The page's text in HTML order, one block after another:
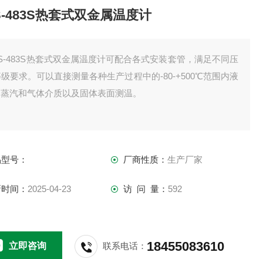
483S热套式双金属温度计
483S热套式双金属温度计可配合各式安装套管，满足不同压
要求。可以直接测量各种生产过程中的-80-+500℃范围内液
汽和气体介质以及固体表面测温。
号： 厂商性质： 生产厂家
间： 2025-04-23 访 问 量： 592
立即咨询 联系电话： 18455083610